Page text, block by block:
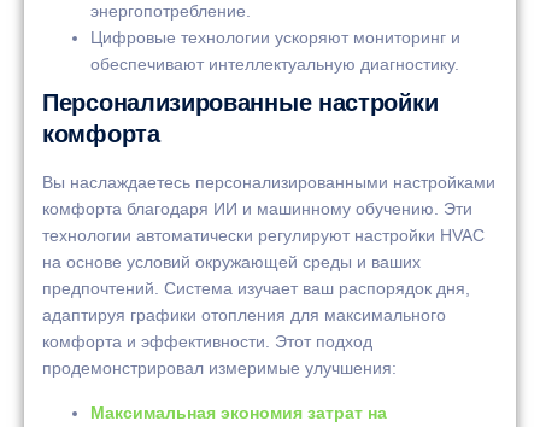
энергопотребление.
Цифровые технологии ускоряют мониторинг и
обеспечивают интеллектуальную диагностику.
Персонализированные настройки
комфорта
Вы наслаждаетесь персонализированными настройками
комфорта благодаря ИИ и машинному обучению. Эти
технологии автоматически регулируют настройки HVAC
на основе условий окружающей среды и ваших
предпочтений. Система изучает ваш распорядок дня,
адаптируя графики отопления для максимального
комфорта и эффективности. Этот подход
продемонстрировал измеримые улучшения:
Максимальная экономия затрат на